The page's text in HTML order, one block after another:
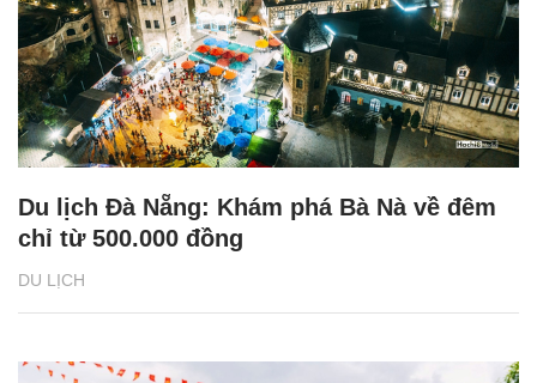
DU LỊCH
Du lịch Đà Nẵng: Khám phá Bà Nà về đêm
chỉ từ 500.000 đồng